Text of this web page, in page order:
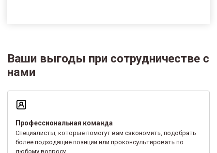
Ваши выгоды при сотрудничестве с
нами
Профессиональная команда
Специалисты, которые помогут вам сэкономить, подобрать
более подходящие позиции или проконсультировать по
любому вопросу